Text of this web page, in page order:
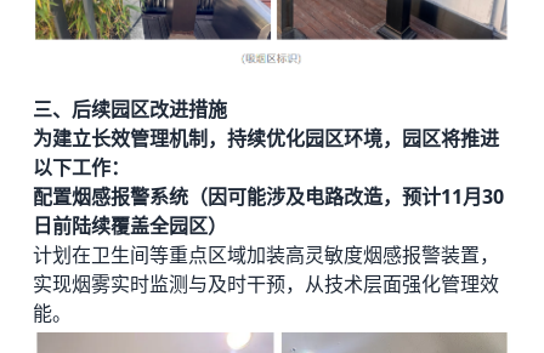
三、后续园区改进措施
为建立长效管理机制，持续优化园区环境，园区将推进
以下工作：
配置烟感报警系统（因可能涉及电路改造，预计11月30
日前陆续覆盖全园区）
计划在卫生间等重点区域加装高灵敏度烟感报警装置，
实现烟雾实时监测与及时干预，从技术层面强化管理效
能。